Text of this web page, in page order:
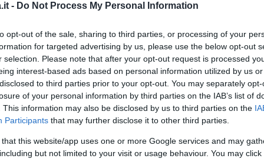
- Do Not Process My Personal Information
opt-out of the sale, sharing to third parties, or processing of your
for targeted advertising by us, please use the below opt-out
selection. Please note that after your opt-out request is processed
interest-based ads based on personal information utilized by us
to third parties prior to your opt-out. You may separately
of your personal information by third parties on the IAB’s list of
This information may also be disclosed by us to third parties on the
Participants that may further disclose it to other third parties.
that this website/app uses one or more Google services and may
but not limited to your visit or usage behaviour. You may
diversi ma molto ditendenza:una nail
immersione nel colore per delle unghie
a unosmaltofatto di pagliuzze. L’altra è
base nude
disegna la luna della parte
base crea un sottilearco luminoso.